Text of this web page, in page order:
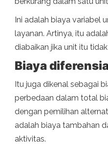
Ini adalah biaya variabel
layanan. Artinya, itu
diabaikan jika unit itu
Biaya
Itu juga dikenal sebagai
perbedaan dalam total
dengan pemilihan
adalah biaya tambahan
aktivitas.